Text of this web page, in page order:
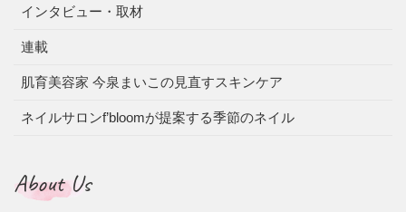
インタビュー・取材
連載
肌育美容家 今泉まいこの見直すスキンケア
ネイルサロンf’bloomが提案する季節のネイル
About Us